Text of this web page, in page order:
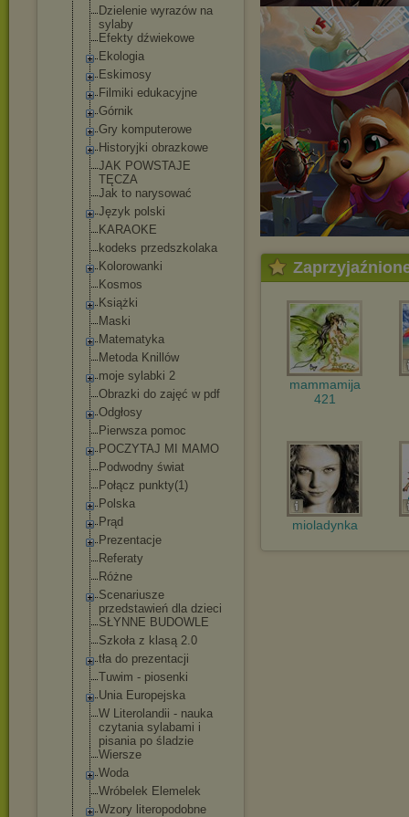
Dzielenie wyrazów na
sylaby
Efekty dźwiekowe
Ekologia
Eskimosy
Filmiki edukacyjne
Górnik
Gry komputerowe
Historyjki obrazkowe
JAK POWSTAJE
TĘCZA
Jak to narysować
Język polski
KARAOKE
kodeks przedszkolaka
Kolorowanki
Kosmos
Książki
Maski
Matematyka
Metoda Knillów
moje sylabki 2
Obrazki do zajęć w pdf
Odgłosy
Pierwsza pomoc
POCZYTAJ MI MAMO
Podwodny świat
Połącz punkty(1)
Polska
Prąd
Prezentacje
Referaty
Różne
Scenariusze
przedstawień dla dzieci
SŁYNNE BUDOWLE
Szkoła z klasą 2.0
tła do prezentacji
Tuwim - piosenki
Unia Europejska
W Literolandii - nauka
czytania sylabami i
pisania po śladzie
Wiersze
Woda
Wróbelek Elemelek
Wzory literopodobne
mammamija
421
mioladynka